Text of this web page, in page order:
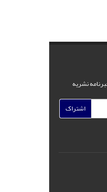
نشریه
اشتراک